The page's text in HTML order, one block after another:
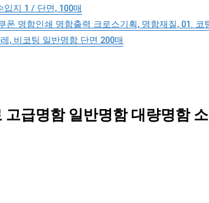
입지 1 / 단면, 100매
명함인쇄 명함출력 크로스기획, 명함재질, 01. 코
, 비코팅 일반명함 단면 200매
급명함 일반명함 대량명함